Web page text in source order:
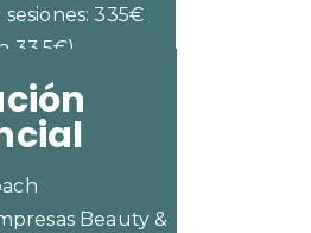
335€
33,5€)
Beauty &